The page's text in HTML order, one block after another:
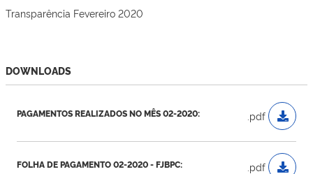
Transparência Fevereiro 2020
DOWNLOADS
PAGAMENTOS REALIZADOS NO MÊS 02-2020: .pdf
FOLHA DE PAGAMENTO 02-2020 - FJBPC: .pdf